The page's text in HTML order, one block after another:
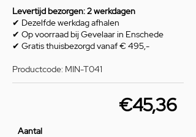
Levertijd bezorgen: 2 werkdagen
✔ Dezelfde werkdag afhalen
✔ Op voorraad bij Gevelaar in Enschede
✔ Gratis thuisbezorgd vanaf € 495,-
Productcode: MIN-T041
€45,36
Aantal